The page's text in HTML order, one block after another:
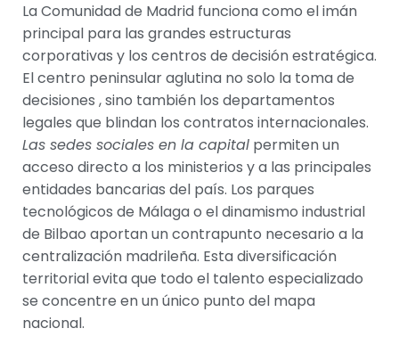
La Comunidad de Madrid funciona como el imán
principal para las grandes estructuras
corporativas y los centros de decisión estratégica.
El centro peninsular aglutina no solo la toma de
decisiones , sino también los departamentos
legales que blindan los contratos internacionales.
Las sedes sociales en la capital permiten un
acceso directo a los ministerios y a las principales
entidades bancarias del país. Los parques
tecnológicos de Málaga o el dinamismo industrial
de Bilbao aportan un contrapunto necesario a la
centralización madrileña. Esta diversificación
territorial evita que todo el talento especializado
se concentre en un único punto del mapa
nacional.